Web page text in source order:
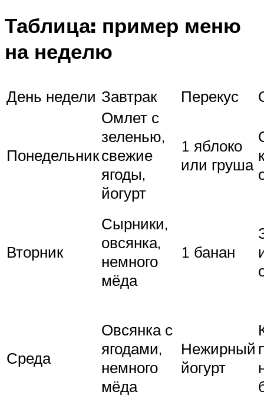
Таблица: пример меню
на неделю
День недели Завтрак Перекус
Понедельник
Омлет с
зеленью,
свежие
ягоды,
йогурт
1 яблоко
или груша
Вторник
Сырники,
овсянка,
немного
мёда
1 банан
Среда
Овсянка с
ягодами,
немного
мёда
Нежирный
йогурт